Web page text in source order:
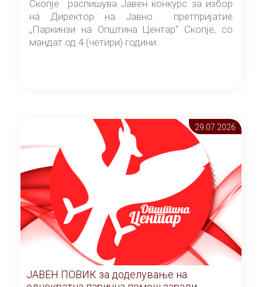
Скопје распишува Јавен конкурс за избор
на Директор на Јавно претпријатие
„Паркинзи на Општина Центар“ Скопје, со
мандат од 4 (четири) години.
29.07 2026
ЈАВЕН ПОВИК за доделување на